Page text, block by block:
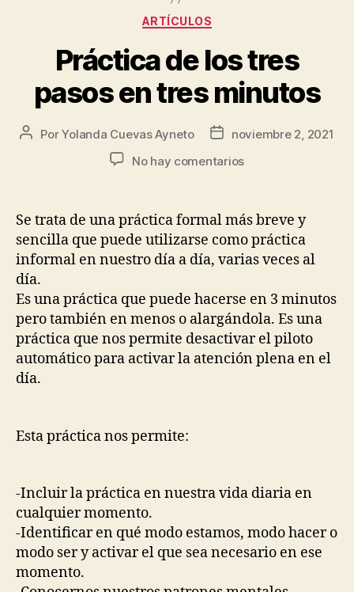
ARTÍCULOS
Práctica de los tres
pasos en tres minutos
PorYolanda Cuevas Ayneto
noviembre 2, 2021
No hay comentarios
Se trata de una práctica formal más breve y
sencilla que puede utilizarse como práctica
informal en nuestro día a día, varias veces al
día.
Es una práctica que puede hacerse en 3 minutos
pero también en menos o alargándola. Es una
práctica que nos permite desactivar el piloto
automático para activar la atención plena en el
día.
Esta práctica nos permite:
-Incluir la práctica en nuestra vida diaria en
cualquier momento.
-Identificar en qué modo estamos, modo hacer o
modo ser y activar el que sea necesario en ese
momento.